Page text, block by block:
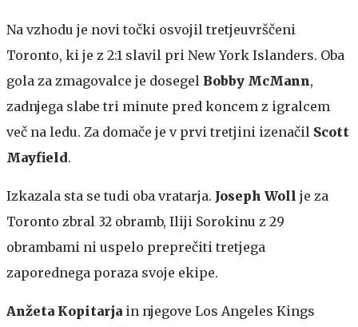
Na vzhodu je novi točki osvojil tretjeuvrščeni
Toronto, ki je z 2:1 slavil pri New York Islanders. Oba
gola za zmagovalce je dosegel Bobby McMann,
zadnjega slabe tri minute pred koncem z igralcem
več na ledu. Za domače je v prvi tretjini izenačil Scott
Mayfield.
Izkazala sta se tudi oba vratarja. Joseph Woll je za
Toronto zbral 32 obramb, Iliji Sorokinu z 29
obrambami ni uspelo preprečiti tretjega
zaporednega poraza svoje ekipe.
Anžeta Kopitarja in njegove Los Angeles Kings